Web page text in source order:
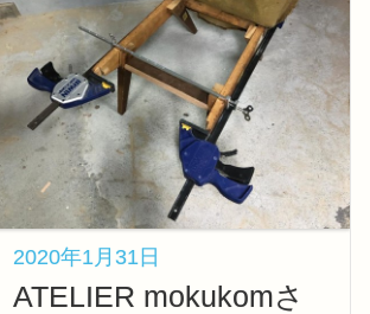
2020年1月31日
ATELIER mokukomさ